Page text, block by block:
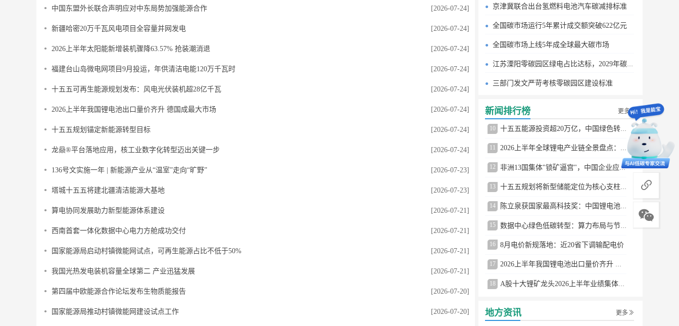
中国东盟外长联合声明应对中东局势加强能源合作 [2026-07-24]
新疆哈密20万千瓦风电项目全容量并网发电 [2026-07-24]
2026上半年太阳能新增装机骤降63.57% 抢装潮消退 [2026-07-24]
福建台山岛微电网项目9月投运，年供清洁电能120万千瓦时 [2026-07-24]
十五五可再生能源规划发布：风电光伏装机超28亿千瓦 [2026-07-24]
2026上半年我国锂电池出口量价齐升 德国成最大市场 [2026-07-24]
十五五规划锚定新能源转型目标 [2026-07-24]
龙赑®平台落地应用，核工业数字化转型迈出关键一步 [2026-07-24]
136号文实施一年 | 新能源产业从“温室”走向“旷野” [2026-07-23]
塔城十五五将建北疆清洁能源大基地 [2026-07-23]
算电协同发展助力新型能源体系建设 [2026-07-21]
西南首套一体化数据中心电力方舱成功交付 [2026-07-21]
国家能源局启动村镇微能网试点，可再生能源占比不低于50% [2026-07-21]
我国光热发电装机容量全球第二 产业迅猛发展 [2026-07-21]
第四届中欧能源合作论坛发布生物质能报告 [2026-07-20]
国家能源局推动村镇微能网建设试点工作 [2026-07-20]
京津冀联合出台氢燃料电池汽车碳减排标准
全国碳市场运行5年累计成交额突破622亿元
全国碳市场上线5年成全球最大碳市场
江苏溧阳零碳园区绿电占比达标，2029年碳排目标明确
三部门发文严苛考核零碳园区建设标准
新闻排行榜 更多
10 十五五能源投资超20万亿，中国绿色转型提速
11 2026上半年全球锂电产业链全景盘点：储能爆发、整车出口高增、材料供需分化
12 非洲13国集体"锁矿逼宫"，中国企业应对方案曝光
13 十五五规划将新型储能定位为核心支柱产业
14 陈立泉获国家最高科技奖：中国锂电池奠基人
15
16 8月电价新规落地：近20省下调输配电价
17 2026上半年我国锂电池出口量价齐升 德国成最大市场
18 A股十大锂矿龙头2026上半年业绩集体大涨
地方资讯 更多